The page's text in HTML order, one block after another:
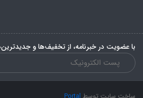
با عضویت در خبرنامه، از تخفیف‌ها و